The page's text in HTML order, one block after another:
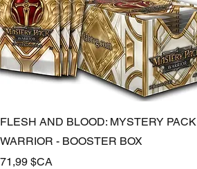
Aperçu rapide
FLESH AND BLOOD: MYSTERY PACK
WARRIOR - BOOSTER BOX
Prix
71,99 $CA